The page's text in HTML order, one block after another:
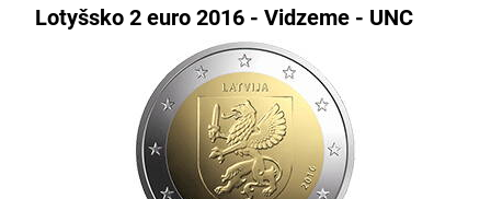
Lotyšsko 2 euro 2016 - Vidzeme - UNC